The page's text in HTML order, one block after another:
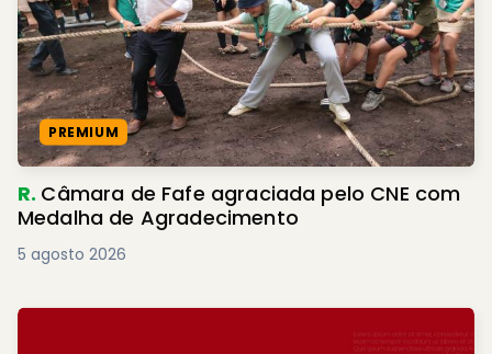
PREMIUM
R. Câmara de Fafe agraciada pelo CNE com
Medalha de Agradecimento
5 agosto 2026